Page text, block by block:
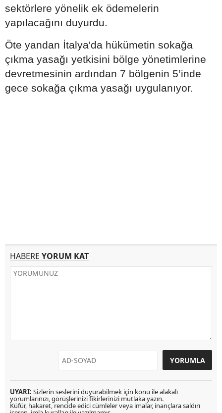
sektörlere yönelik ek ödemelerin
yapılacağını duyurdu.
Öte yandan İtalya'da hükümetin sokağa
çıkma yasağı yetkisini bölge yönetimlerine
devretmesinin ardından 7 bölgenin 5’inde
gece sokağa çıkma yasağı uygulanıyor.
HABERE YORUM KAT
UYARI: Sizlerin seslerini duyurabilmek için konu ile alakalı
yorumlarınızı, görüşlerinizi fikirlerinizi mutlaka yazın.
Küfür, hakaret, rencide edici cümleler veya imalar, inançlara saldırı